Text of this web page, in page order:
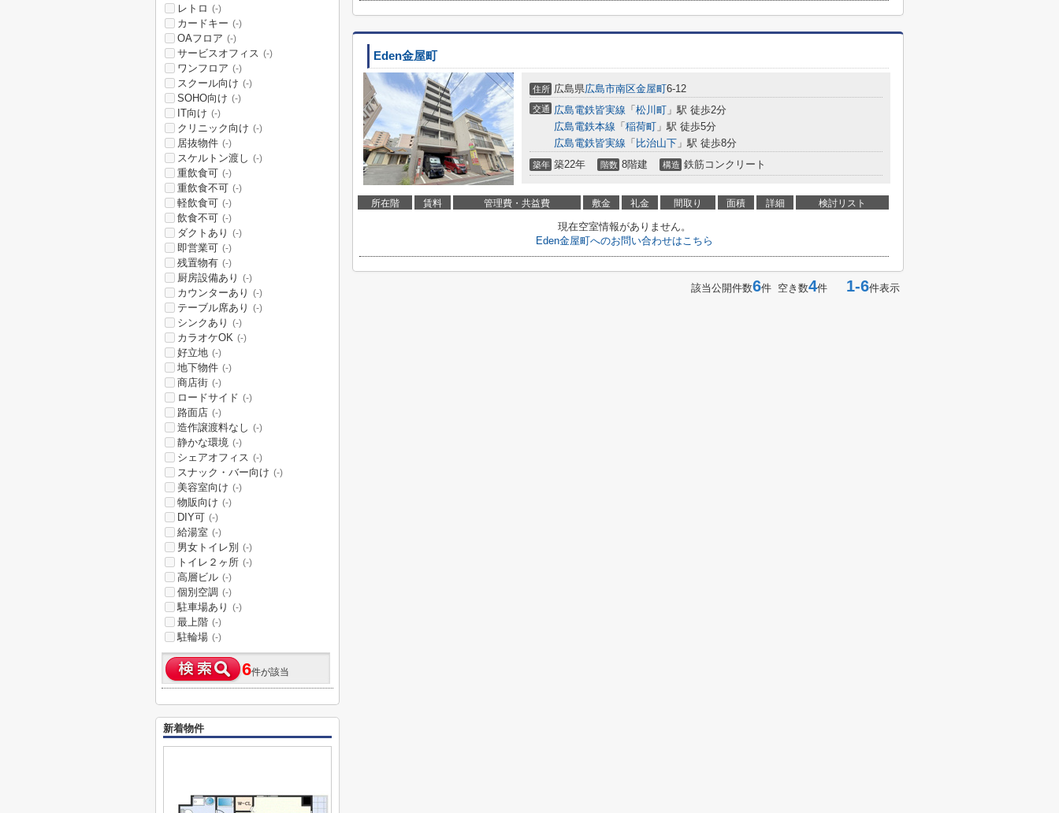
Eden金屋町
住所 広島県広島市南区金屋町6-12
交通 広島電鉄皆実線 「 松川町 」駅 徒歩2分
広島電鉄本線 「 稲荷町 」駅 徒歩5分
広島電鉄皆実線 「 比治山下 」駅 徒歩8分
築年 築22年 階数 8階建 構造 鉄筋コンクリート
所在階 賃料 管理費・共益費 敷金 礼金 間取り 面積 詳細 検討リスト
現在空室情報がありません。
Eden金屋町へのお問い合わせはこちら
該当公開件数6件 空き数4件 1-6件表示
レトロ (-)
カードキー (-)
OAフロア (-)
サービスオフィス (-)
ワンフロア (-)
スクール向け (-)
SOHO向け (-)
IT向け (-)
クリニック向け (-)
居抜物件 (-)
スケルトン渡し (-)
重飲食可 (-)
重飲食不可 (-)
軽飲食可 (-)
飲食不可 (-)
ダクトあり (-)
即営業可 (-)
残置物有 (-)
厨房設備あり (-)
カウンターあり (-)
テーブル席あり (-)
シンクあり (-)
カラオケOK (-)
好立地 (-)
地下物件 (-)
商店街 (-)
ロードサイド (-)
路面店 (-)
造作譲渡料なし (-)
静かな環境 (-)
シェアオフィス (-)
スナック・バー向け (-)
美容室向け (-)
物販向け (-)
DIY可 (-)
給湯室 (-)
男女トイレ別 (-)
トイレ２ヶ所 (-)
高層ビル (-)
個別空調 (-)
駐車場あり (-)
最上階 (-)
駐輪場 (-)
6件が該当
新着物件